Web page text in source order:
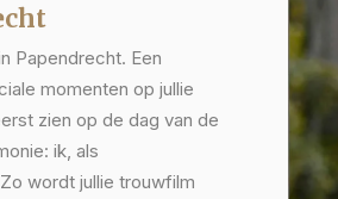
Papendrecht. Een
momenten op jullie
zien op de dag van de
ik, als
wordt jullie trouwfilm